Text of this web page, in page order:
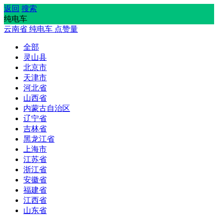
返回 搜索
纯电车
云南省 纯电车 点赞量
全部
灵山县
北京市
天津市
河北省
山西省
内蒙古自治区
辽宁省
吉林省
黑龙江省
上海市
江苏省
浙江省
安徽省
福建省
江西省
山东省